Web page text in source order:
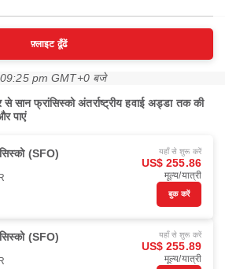
फ़्लाइट ढूँढें
pm GMT+0 बजे
से सान फ्रांसिस्को अंतर्राष्ट्रीय हवाई अड्डा तक की
पाएं
(SFO) यहाँ से शुरू करें
US$ 255.86
मूल्य/यात्री
बुक करें
(SFO) यहाँ से शुरू करें
US$ 255.89
मूल्य/यात्री